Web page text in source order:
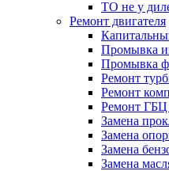
ТО не у
Ремонт двигателя
Промывка
Промывка
Ремонт
Ремонт
Ремонт ГБЦ
Замена
Замена
Замена
Замена